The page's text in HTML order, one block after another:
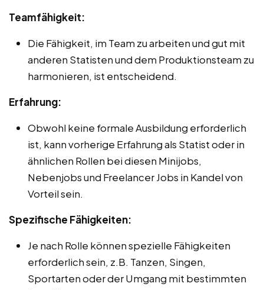
Teamfähigkeit:
Die Fähigkeit, im Team zu arbeiten und gut mit
anderen Statisten und dem Produktionsteam zu
harmonieren, ist entscheidend.
Erfahrung:
Obwohl keine formale Ausbildung erforderlich
ist, kann vorherige Erfahrung als Statist oder in
ähnlichen Rollen bei diesen Minijobs,
Nebenjobs und Freelancer Jobs in Kandel von
Vorteil sein.
Spezifische Fähigkeiten:
Je nach Rolle können spezielle Fähigkeiten
erforderlich sein, z.B. Tanzen, Singen,
Sportarten oder der Umgang mit bestimmten